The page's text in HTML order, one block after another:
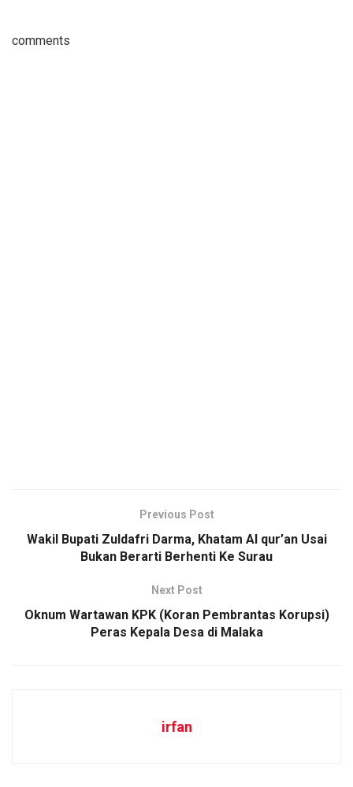
comments
Previous Post
Wakil Bupati Zuldafri Darma, Khatam Al qur’an Usai
Bukan Berarti Berhenti Ke Surau
Next Post
Oknum Wartawan KPK (Koran Pembrantas Korupsi)
Peras Kepala Desa di Malaka
irfan